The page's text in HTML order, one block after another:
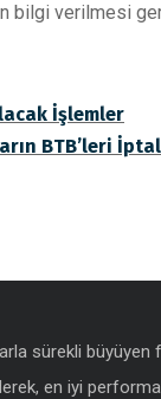
bilgi verilmesi
İşlemler
BTB’leri
sürekli
en iyi